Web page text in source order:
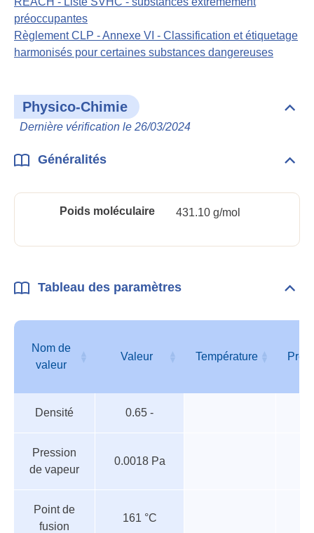
préoccupantes
Règlement CLP - Annexe VI - Classification et étiquetage
harmonisés pour certaines substances dangereuses
Physico-Chimie
Dernière vérification le 26/03/2024
Généralités
Poids moléculaire 431.10 g/mol
Tableau des paramètres
paramètres
Nom de
valeur
Valeur Température
valeur
Densité
0.65 -
Pression
de vapeur
0.0018 Pa
Point de
fusion
161 °C